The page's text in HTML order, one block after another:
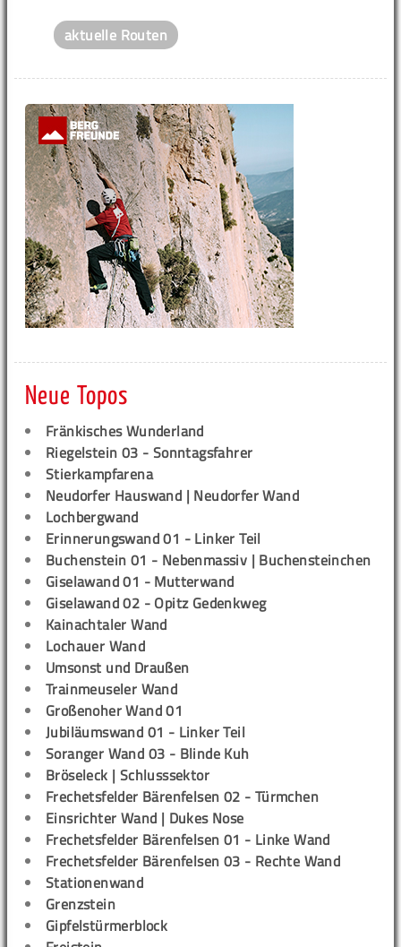
aktuelle Routen
Neue Topos
Fränkisches Wunderland
Riegelstein 03 - Sonntagsfahrer
Stierkampfarena
Neudorfer Hauswand | Neudorfer Wand
Lochbergwand
Erinnerungswand 01 - Linker Teil
Buchenstein 01 - Nebenmassiv | Buchensteinchen
Giselawand 01 - Mutterwand
Giselawand 02 - Opitz Gedenkweg
Kainachtaler Wand
Lochauer Wand
Umsonst und Draußen
Trainmeuseler Wand
Großenoher Wand 01
Jubiläumswand 01 - Linker Teil
Soranger Wand 03 - Blinde Kuh
Bröseleck | Schlusssektor
Frechetsfelder Bärenfelsen 02 - Türmchen
Einsrichter Wand | Dukes Nose
Frechetsfelder Bärenfelsen 01 - Linke Wand
Frechetsfelder Bärenfelsen 03 - Rechte Wand
Stationenwand
Grenzstein
Gipfelstürmerblock